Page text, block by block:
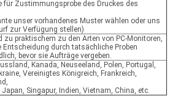
für Zustimmungsprobe des Druckes des
unser vorhandenes Muster wählen oder uns
zur Verfügung stellen)
zu praktischem zu den Arten von PC-Monitoren,
Entscheidung durch tatsächliche Proben
bevor sie Aufträge vergeben.
Kanada, Neuseeland, Polen, Portugal,
Vereinigtes Königreich, Frankreich,
Singapur, Indien, Vietnam, China, etc.